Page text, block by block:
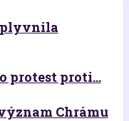
protest proti...
Chrámu